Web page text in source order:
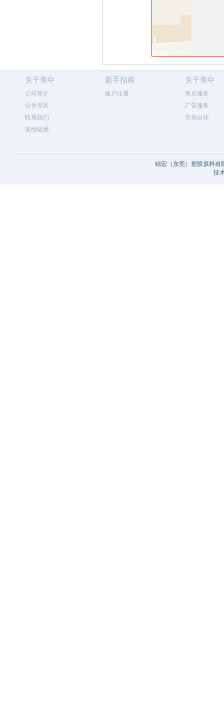
关于美中
公司简介
合作专区
联系我们
友情链接
新手指南
账户注册
关于美中
售后服务
广告服务
市场合作
锦宏（东莞）塑胶原料
技